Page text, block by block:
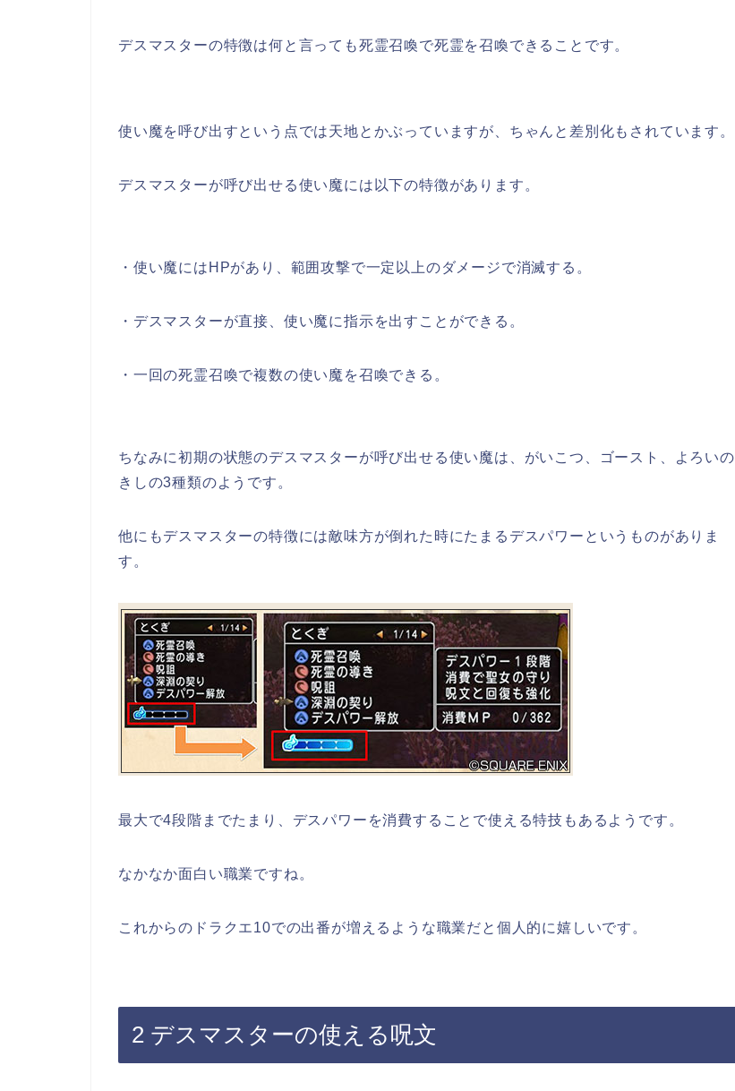
デスマスターの特徴は何と言っても死霊召喚で死霊を召喚できることです。
使い魔を呼び出すという点では天地とかぶっていますが、ちゃんと差別化もされています。
デスマスターが呼び出せる使い魔には以下の特徴があります。
・使い魔にはHPがあり、範囲攻撃で一定以上のダメージで消滅する。
・デスマスターが直接、使い魔に指示を出すことができる。
・一回の死霊召喚で複数の使い魔を召喚できる。
ちなみに初期の状態のデスマスターが呼び出せる使い魔は、がいこつ、ゴースト、よろいの
きしの3種類のようです。
他にもデスマスターの特徴には敵味方が倒れた時にたまるデスパワーというものがありま
す。
最大で4段階までたまり、デスパワーを消費することで使える特技もあるようです。
なかなか面白い職業ですね。
これからのドラクエ10での出番が増えるような職業だと個人的に嬉しいです。
2 デスマスターの使える呪文